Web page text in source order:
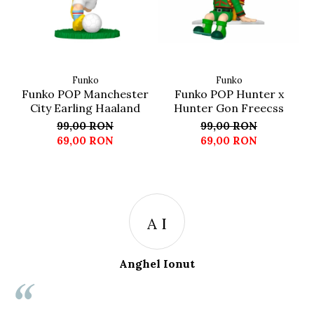
Funko
Funko POP Manchester
City Earling Haaland
99,00 RON
69,00 RON
Funko
Funko POP Hunter x
Hunter Gon Freecss
99,00 RON
69,00 RON
A I
Anghel Ionut